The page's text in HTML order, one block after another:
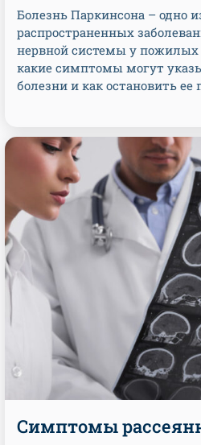
Болезнь Паркинсона – одно
распространенных
нервной системы у
какие симптомы могут
болезни и как остановить ее
Симптомы